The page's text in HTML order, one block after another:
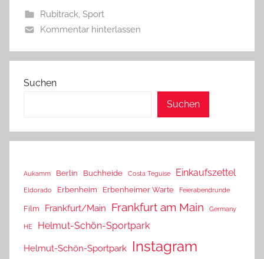
Rubitrack, Sport
Kommentar hinterlassen
Suchen
Suchen
Aukamm Berlin Buchheide Costa Teguise Einkaufszettel
Eldorado Erbenheim Erbenheimer Warte Feierabendrunde
Film Frankfurt/Main Frankfurt am Main Germany
HE Helmut-Schön-Sportpark
Helmut-Schön-Sportpark Instagram